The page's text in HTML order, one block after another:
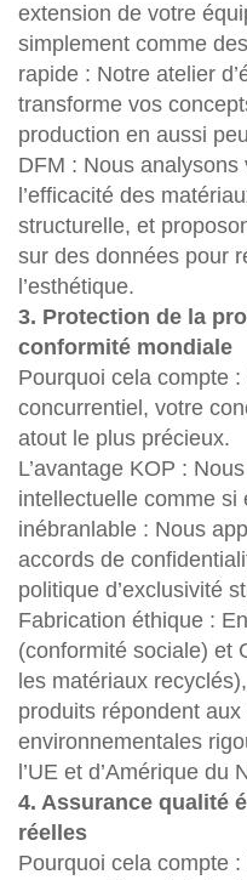
extension de votre
simplement comme
rapide : Notre atelier
transforme vos
production en aussi
DFM : Nous analysons
l’efficacité des
structurelle, et
sur des données pour
l’esthétique.
3. Protection de la
conformité mondiale
Pourquoi cela compte
concurrentiel, votre
atout le plus précieux.
L’avantage KOP :
intellectuelle comme
inébranlable : Nous
accords de
politique d’exclusivité
Fabrication éthique :
(conformité sociale) et
les matériaux
produits répondent
environnementales
l’UE et d’Amérique du
4. Assurance qualité
réelles
Pourquoi cela compte